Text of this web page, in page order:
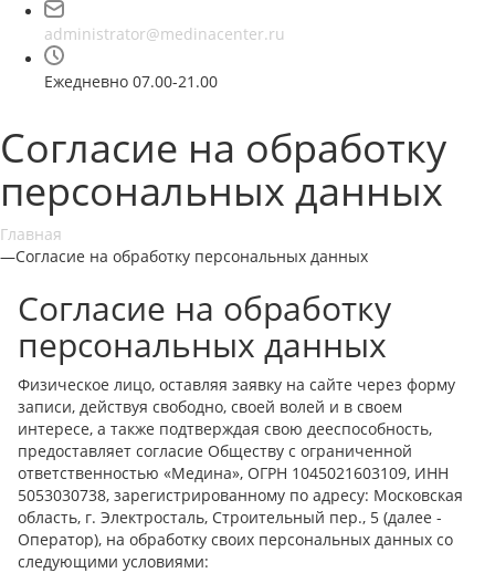
administrator@medinacenter.ru
Ежедневно 07.00-21.00
Согласие на обработку
персональных данных
Главная
—Согласие на обработку персональных данных
Согласие на обработку
персональных данных
Физическое лицо, оставляя заявку на сайте через форму
записи, действуя свободно, своей волей и в своем
интересе, а также подтверждая свою дееспособность,
предоставляет согласие Обществу с ограниченной
ответственностью «Медина», ОГРН 1045021603109, ИНН
5053030738, зарегистрированному по адресу: Московская
область, г. Электросталь, Строительный пер., 5 (далее -
Оператор), на обработку своих персональных данных со
следующими условиями: